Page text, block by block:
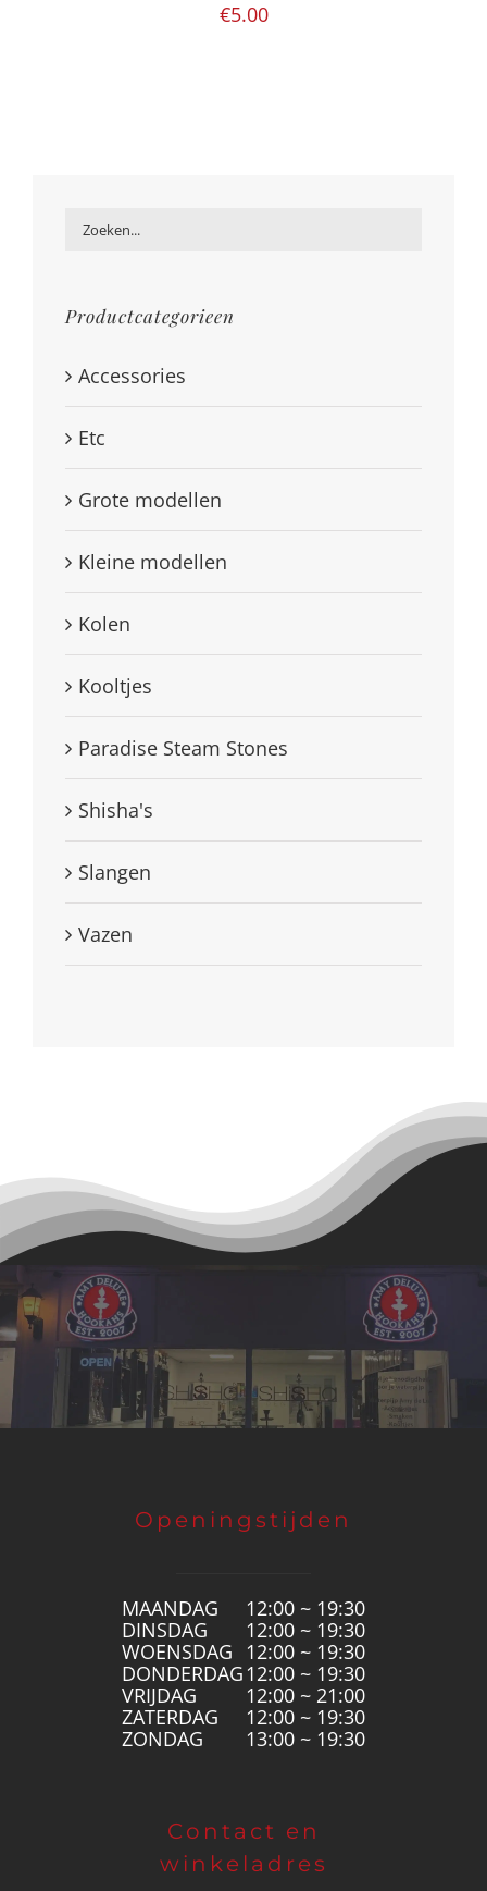
€5.00
Productcategorieen
Accessories
Etc
Grote modellen
Kleine modellen
Kolen
Kooltjes
Paradise Steam Stones
Shisha's
Slangen
Vazen
Openingstijden
MAANDAG
12:00 ~ 19:30
DINSDAG
12:00 ~ 19:30
WOENSDAG
12:00 ~ 19:30
DONDERDAG 12:00 ~ 19:30
VRIJDAG
12:00 ~ 21:00
ZATERDAG
12:00 ~ 19:30
ZONDAG
13:00 ~ 19:30
Contact en
winkeladres